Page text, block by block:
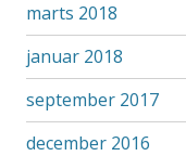
marts 2018
januar 2018
september 2017
december 2016